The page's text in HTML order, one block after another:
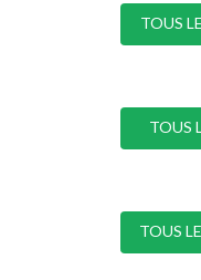
TOUS
TOUS
TOUS